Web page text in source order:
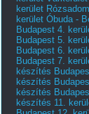
kerület
kerület Óbuda -
Budapest 4.
Budapest 5.
Budapest 6.
Budapest 7.
készítés
készítés
készítés
készítés 11.